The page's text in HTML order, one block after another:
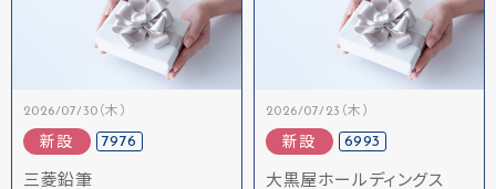
2026/07/30（木）
新設 7976
三菱鉛筆
2026/07/23（木）
新設 6993
大黒屋ホールディングス